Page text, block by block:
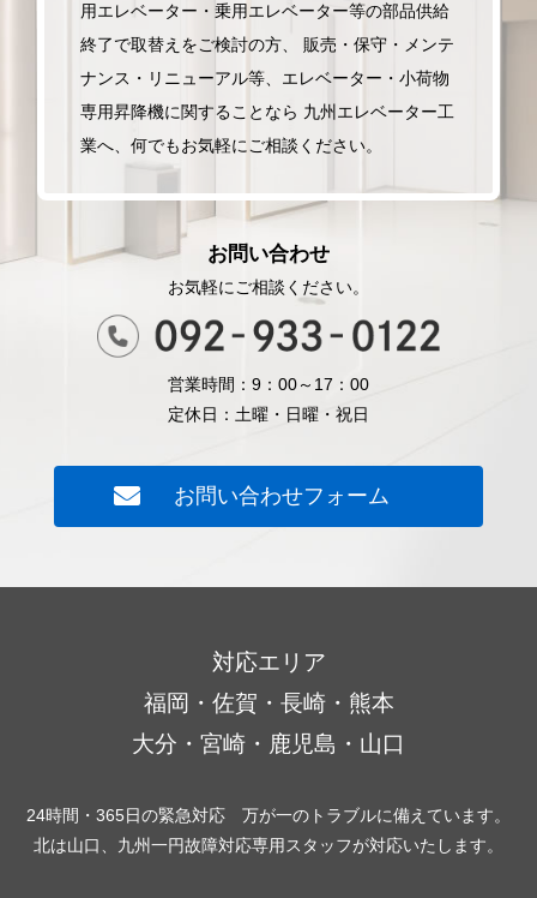
用エレベーター・乗用エレベーター等の部品供給
終了で取替えをご検討の方、
販売・保守・メンテ
ナンス・リニューアル等、エレベーター・小荷物
専用昇降機に関することなら 九州エレベーター工
業へ、何でもお気軽にご相談ください。
お問い合わせ
お気軽にご相談ください。
営業時間：9：00～17：00
定休日：土曜・日曜・祝日
お問い合わせフォーム
対応エリア
福岡・佐賀・長崎・熊本
大分・宮崎・鹿児島・山口
24時間・365日の緊急対応 万が一のトラブルに備えています。
北は山口、九州一円故障対応専用スタッフが対応いたします。